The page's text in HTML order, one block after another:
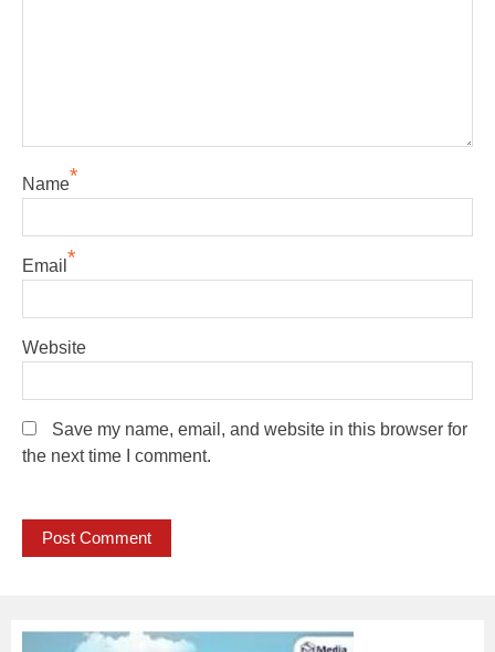
Name*
Email *
Website
Save my name, email, and website in this browser for
the next time I comment.